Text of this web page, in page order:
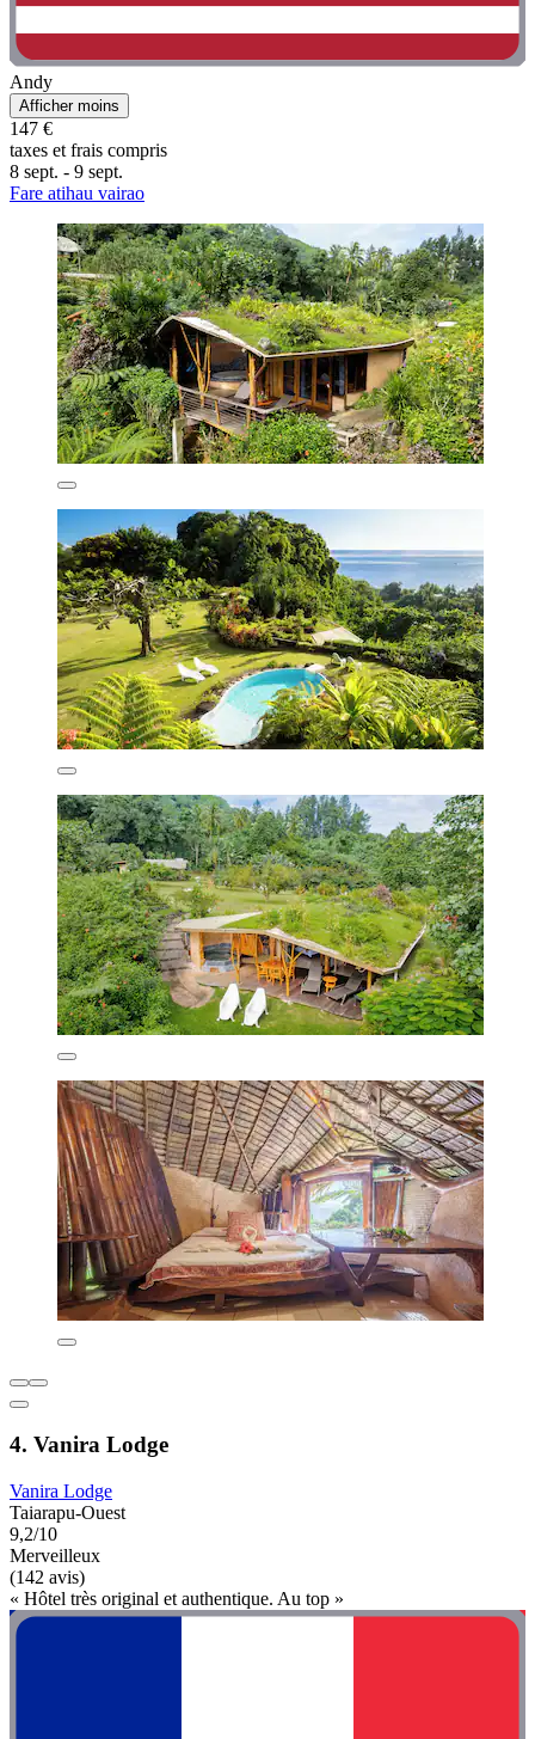
Andy
Afficher moins
147 €
taxes et frais compris
8 sept. - 9 sept.
Fare atihau vairao
4. Vanira Lodge
Vanira Lodge
Taiarapu-Ouest
9,2/10
Merveilleux
(142 avis)
« Hôtel très original et authentique. Au top »